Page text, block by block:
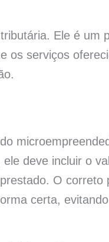
Ele é um
os serviços
deve incluir o
O correto
certa,